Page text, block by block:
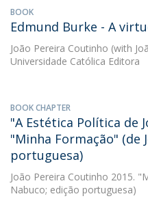
BOOK
Edmund Burke - A
João Pereira Coutinho (with
Universidade Católica Editora
BOOK CHAPTER
"A Estética Política de
"Minha Formação" (de
portuguesa)
João Pereira Coutinho 2015.
Nabuco; edição portuguesa)